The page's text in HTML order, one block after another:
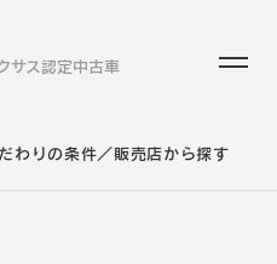
サス認定中古車
わりの条件／販売店から探す